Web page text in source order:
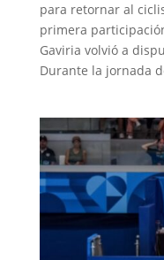
para retornar al
primera
Gaviria volvió a
Durante la jornada